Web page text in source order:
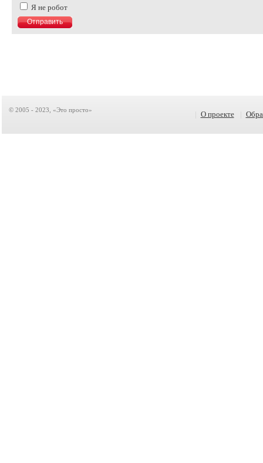
Я не робот
© 2005 - 2023, «Это просто» О проекте